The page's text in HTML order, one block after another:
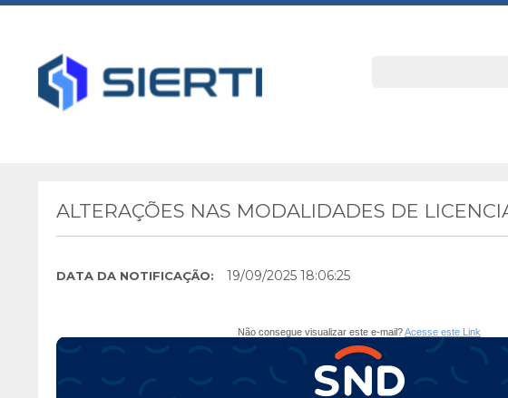
ALTERAÇÕES NAS MODALIDADES DE
DATA DA NOTIFICAÇÃO: 19/09/2025 18:06:25
Não consegue visualizar este e-mail?Acesse este Link